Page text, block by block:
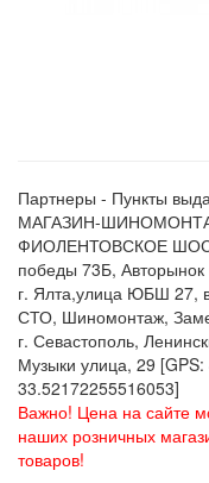
Партнеры - Пункты
МАГАЗИН-
ФИОЛЕНТОВСКОЕ
победы 73Б,
г. Ялта,улица ЮБШ 27,
СТО, Шиномонтаж,
г. Севастополь,
Музыки улица, 29
33.52172255516053]
Важно! Цена на сайте
наших розничных
товаров!